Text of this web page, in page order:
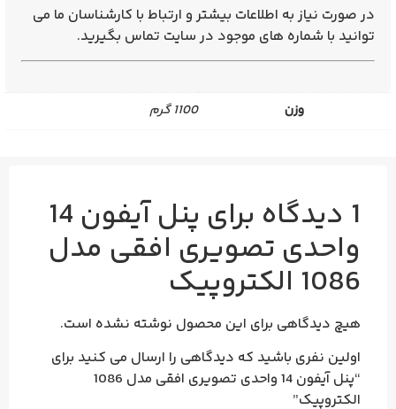
در صورت نیاز به اطلاعات بیشتر و ارتباط با کارشناسان ما می
توانید با شماره های موجود در سایت تماس بگیرید.
وزن 1100 گرم
1 دیدگاه برای پنل آیفون 14
واحدی تصویری افقی مدل
1086 الکتروپیک
هیچ دیدگاهی برای این محصول نوشته نشده است.
اولین نفری باشید که دیدگاهی را ارسال می کنید برای
“پنل آیفون 14 واحدی تصویری افقی مدل 1086
الکتروپیک”